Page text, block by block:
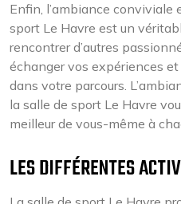
Enfin, l’ambiance
sport Le Havre est un
rencontrer d’autres
échanger vos expériences
dans votre parcours.
la salle de sport Le Havre
meilleur de vous-même à
LES DIFFÉRENTES